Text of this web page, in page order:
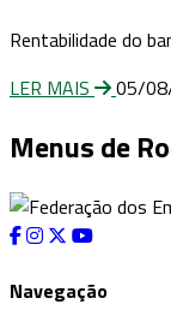
Rentabilidade do
LER MAIS
05/
Menus de
Navegação